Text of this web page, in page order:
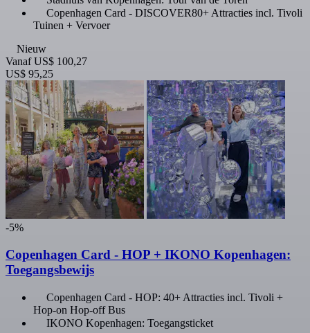
Copenhagen Card - DISCOVER80+ Attracties incl. Tivoli
Tuinen + Vervoer
Nieuw
Vanaf US$ 100,27
US$ 95,25
-5%
Copenhagen Card - HOP + IKONO Kopenhagen:
Toegangsbewijs
Copenhagen Card - HOP: 40+ Attracties incl. Tivoli +
Hop-on Hop-off Bus
IKONO Kopenhagen: Toegangsticket